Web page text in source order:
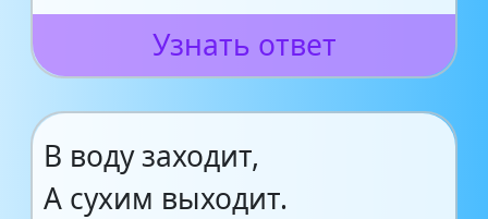
Узнать ответ
В воду заходит,
А сухим выходит.